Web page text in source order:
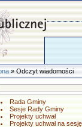
» Odczyt wiadomości
Rada Gminy
Sesje Rady Gminy
Projekty uchwał
Projekty uchwał na